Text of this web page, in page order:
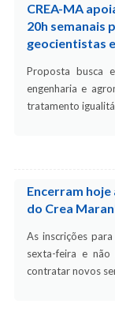
CREA-MA
20h semanais
geocientistas
Proposta busca
engenharia e
tratamento
Encerram
do Crea
As inscrições
sexta-feira e não
contratar novos